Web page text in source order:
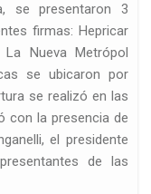
se presentaron 3
firmas: Hepricar
Nueva Metrópol
se ubicaron por
se realizó en las
con la presencia de
el presidente
de las